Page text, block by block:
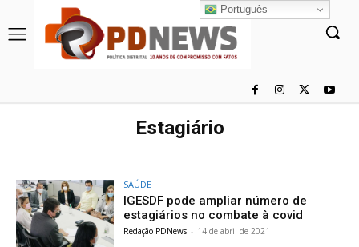
Estagiário
SAÚDE
IGESDF pode ampliar número de
estagiários no combate à covid
Redação PDNews - 14 de abril de 2021
Português